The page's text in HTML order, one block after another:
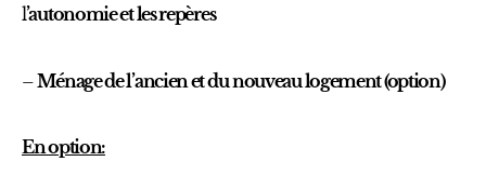
l’autonomie et les repères
–Ménage de l’ancien et dunouveau logement (option)
En option: